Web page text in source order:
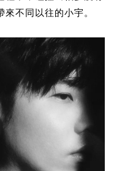
不同以往的小宇。